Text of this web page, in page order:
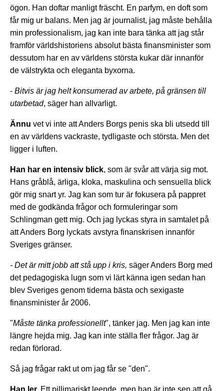
ögon. Han doftar manligt fräscht. En parfym, en doft som
får mig ur balans. Men jag är journalist, jag måste behålla
min professionalism, jag kan inte bara tänka att jag står
framför världshistoriens absolut bästa finansminister som
dessutom har en av världens största kukar där innanför
de välstrykta och eleganta byxorna.
- Bitvis är jag helt konsumerad av arbete, på gränsen till
utarbetad, säger han allvarligt.
Ännu vet vi inte att Anders Borgs penis ska bli utsedd till
en av världens vackraste, tydligaste och största. Men det
ligger i luften.
Han har en intensiv blick, som är svår att värja sig mot.
Hans gråblå, ärliga, kloka, maskulina och sensuella blick
gör mig snart yr. Jag kan som tur är fokusera på pappret
med de godkända frågor och formuleringar som
Schlingman gett mig. Och jag lyckas styra in samtalet på
att Anders Borg lyckats avstyra finanskrisen innanför
Sveriges gränser.
- Det är mitt jobb att stå upp i kris, säger Anders Borg med
det pedagogiska lugn som vi lärt känna igen sedan han
blev Sveriges genom tiderna bästa och sexigaste
finansminister år 2006.
"Måste tänka professionellt", tänker jag. Men jag kan inte
längre hejda mig. Jag kan inte ställa fler frågor. Jag är
redan förlorad.
Så jag frågar rakt ut om jag får se "den".
Han ler. Ett pillimariskt leende, men han är inte sen att gå